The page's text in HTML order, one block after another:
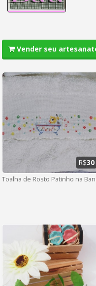
Vender seu
R$30